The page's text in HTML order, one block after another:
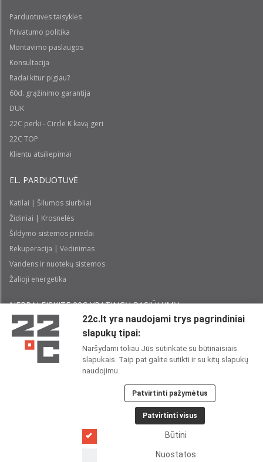
Parduotuvės taisyklės
Privatumo politika
Montavimo paslaugos
Konsultacija
Radai kitur pigiau?
60d. grąžinimo garantija
DUK
22C perki - Circle K kavą geri
22C TOP
Klientu atsiliepimai
EL. PARDUOTUVĖ
Katilai | Šilumos siurbliai
Židiniai | Krosnelės
Šildymo sistemos priedai
Rekuperacija | Vėdinimas
Vandens ir nuotekų sistemos
Žalioji energetika
NEPRALEISKITE 22С YPATINGŲ PASIŪLYMŲ:
Perskaičiau ir sutinku su 22CPrivatumo politika
22C SOCIALINIUOSE TINKLUOSE:
22c.lt yra naudojami trys pagrindiniai
slapukų tipai:
Naršydami toliau Jūs sutinkate su būtinaisiais
slapukais. Taip pat galite sutikti ir su kitų slapukų
naudojimu.
Patvirtinti pažymėtus
Patvirtinti visus
Būtini
Nuostatos